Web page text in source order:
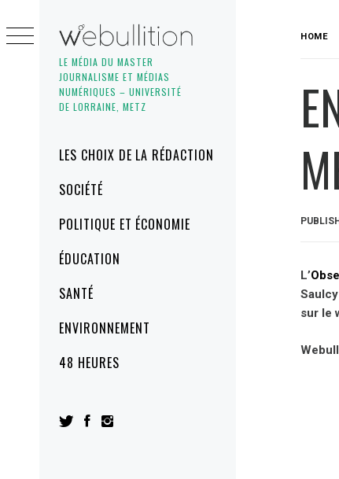
LE MÉDIA DU MASTER
JOURNALISME ET MÉDIAS
NUMÉRIQUES – UNIVERSITÉ
DE LORRAINE, METZ
MenuLES CHOIX DE LA RÉDACTION
SOCIÉTÉ
POLITIQUE ET ÉCONOMIE
ÉDUCATION
SANTÉ
ENVIRONNEMENT
48 HEURES
to
content
HOME
L’
sur le